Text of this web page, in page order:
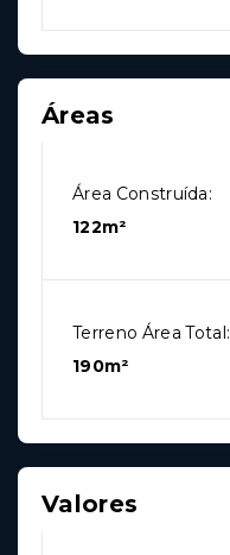
Áreas
Área Construída:
122m²
Terreno Área Total:
190m²
Valores